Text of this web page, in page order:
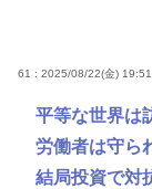
61 : 2025/08/22(金)
平等な世界は
労働者は守ら
結局投資で対